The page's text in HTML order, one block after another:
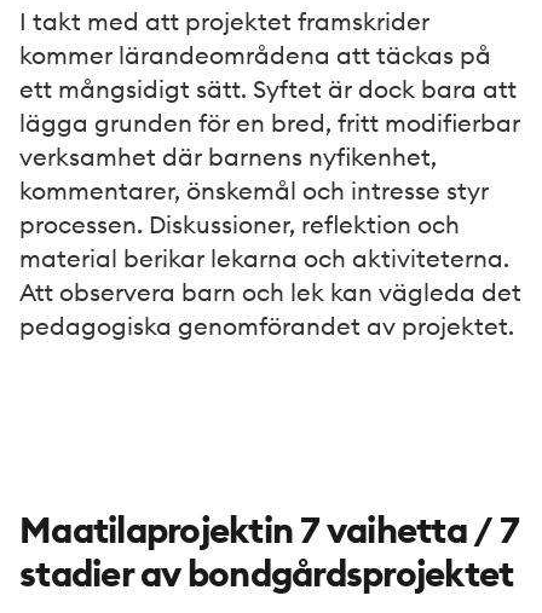
I takt med att projektet framskrider
kommer lärandeområdena att täckas på
ett mångsidigt sätt. Syftet är dock bara att
lägga grunden för en bred, fritt modifierbar
verksamhet där barnens nyfikenhet,
kommentarer, önskemål och intresse styr
processen. Diskussioner, reflektion och
material berikar lekarna och aktiviteterna.
Att observera barn och lek kan vägleda det
pedagogiska genomförandet av projektet.
Maatilaprojektin 7 vaihetta / 7
stadier av bondgårdsprojektet